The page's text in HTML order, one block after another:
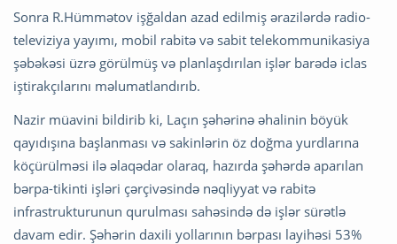
Sonra R.Hümmətov işğaldan azad edilmiş ərazilərdə radio-
televiziya yayımı, mobil rabitə və sabit telekommunikasiya
şəbəkəsi üzrə görülmüş və planlaşdırılan işlər barədə iclas
iştirakçılarını məlumatlandırıb.
Nazir müavini bildirib ki, Laçın şəhərinə əhalinin böyük
qayıdışına başlanması və sakinlərin öz doğma yurdlarına
köçürülməsi ilə əlaqədar olaraq, hazırda şəhərdə aparılan
bərpa-tikinti işləri çərçivəsində nəqliyyat və rabitə
infrastrukturunun qurulması sahəsində də işlər sürətlə
davam edir. Şəhərin daxili yollarının bərpası layihəsi 53%